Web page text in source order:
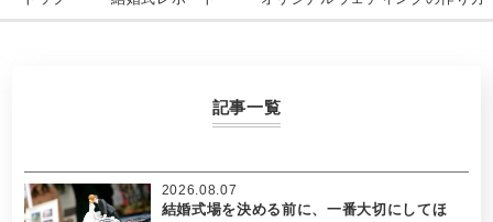
記事一覧
結婚式場を決める前に、一番大切にしてほ
2026.08.07